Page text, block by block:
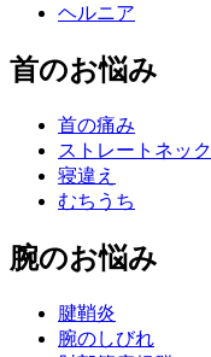
ヘルニア
首のお悩み
首の痛み
ストレートネック
寝違え
むちうち
腕のお悩み
腱鞘炎
腕のしびれ